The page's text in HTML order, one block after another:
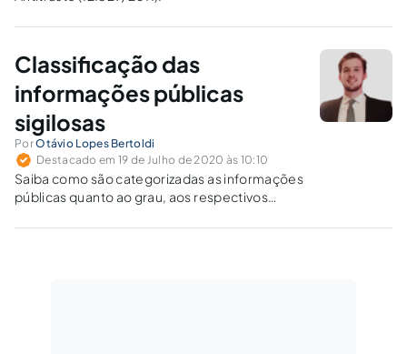
Classificação das
informações públicas
sigilosas
PorOtávio Lopes Bertoldi
Destacado em 19 de Julho de 2020 às 10:10
Saiba como são categorizadas as informações
públicas quanto ao grau, aos respectivos
para classificá-las, de acordo com a Lei de